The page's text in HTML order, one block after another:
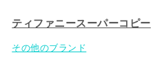
ティファニースーパーコピー
その他のブランド